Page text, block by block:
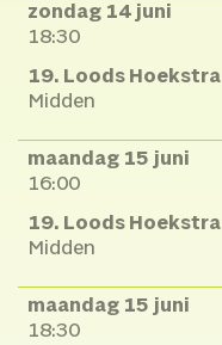
zondag 14 juni
18:30
19. Loods Hoekstra
Midden
maandag 15 juni
16:00
19. Loods Hoekstra
Midden
maandag 15 juni
18:30